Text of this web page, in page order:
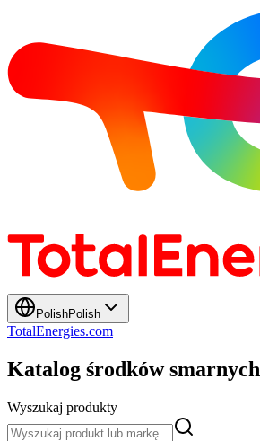
PolishPolish
TotalEnergies.com
Katalog środków smarnych
Wyszukaj produkty
Wyszukaj produkty